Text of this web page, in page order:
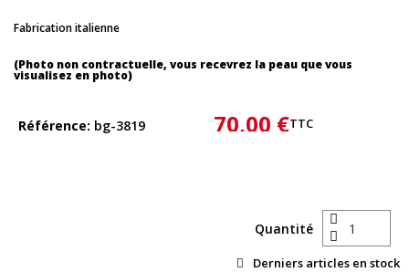
Fabrication italienne
(Photo non contractuelle, vous recevrez la peau que vous
visualisez en photo)
Référence bg-3819 70,00 €TTC
Quantité
Derniers articles en stock